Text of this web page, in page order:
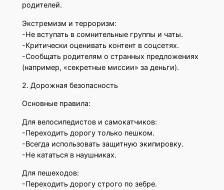
родителей.
Экстремизм и терроризм:
-Не вступать в сомнительные группы и чаты.
-Критически оценивать контент в соцсетях.
-Сообщать родителям о странных предложениях
(например, «секретные миссии» за деньги).
2. Дорожная безопасность
Основные правила:
Для велосипедистов и самокатчиков:
-Переходить дорогу только пешком.
-Всегда использовать защитную экипировку.
-Не кататься в наушниках.
Для пешеходов:
-Переходить дорогу строго по зебре.